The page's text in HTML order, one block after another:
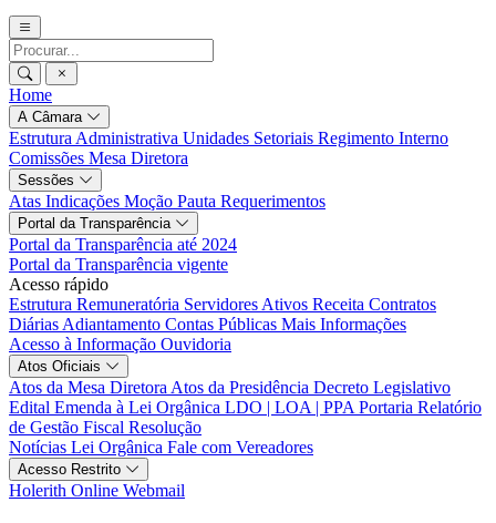
Home
A Câmara
Estrutura Administrativa Unidades Setoriais Regimento Interno
Comissões Mesa Diretora
Sessões
Atas Indicações Moção Pauta Requerimentos
Portal da Transparência
Portal da Transparência até 2024
Portal da Transparência vigente
Acesso rápido
Estrutura Remuneratória Servidores Ativos Receita Contratos
Diárias Adiantamento Contas Públicas Mais Informações
Acesso à Informação Ouvidoria
Atos Oficiais
Atos da Mesa Diretora Atos da Presidência Decreto Legislativo
Edital Emenda à Lei Orgânica LDO | LOA | PPA Portaria Relatório
de Gestão Fiscal Resolução
Notícias Lei Orgânica Fale com Vereadores
Acesso Restrito
Holerith Online Webmail